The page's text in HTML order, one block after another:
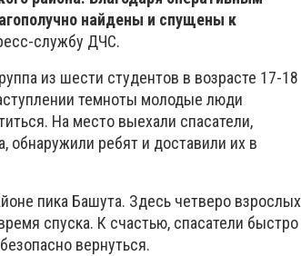
найдены и спущены к
службу ДЧС.
из шести студентов в возрасте 17-18
темноты молодые люди
На место выехали спасатели,
обнаружили ребят и доставили их в
пика Башута. Здесь четверо взрослых
спуска. К счастью, спасатели быстро
вернуться.